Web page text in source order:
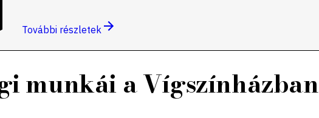
További részletek
munkái a Vígszínházban